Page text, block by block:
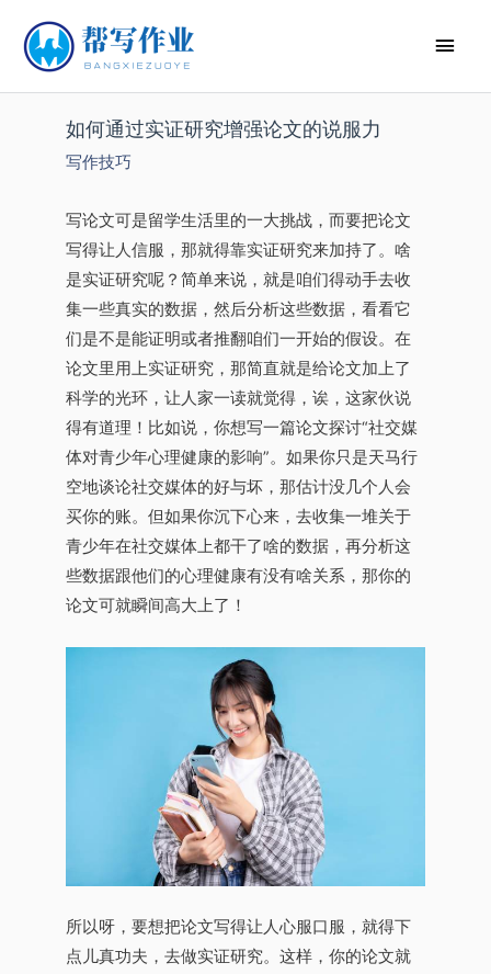
如何通过实证研究增强论文的说服力
写作技巧
写论文可是留学生活里的一大挑战，而要把论文
写得让人信服，那就得靠实证研究来加持了。啥
是实证研究呢？简单来说，就是咱们得动手去收
集一些真实的数据，然后分析这些数据，看看它
们是不是能证明或者推翻咱们一开始的假设。在
论文里用上实证研究，那简直就是给论文加上了
科学的光环，让人家一读就觉得，诶，这家伙说
得有道理！比如说，你想写一篇论文探讨“社交媒
体对青少年心理健康的影响”。如果你只是天马行
空地谈论社交媒体的好与坏，那估计没几个人会
买你的账。但如果你沉下心来，去收集一堆关于
青少年在社交媒体上都干了啥的数据，再分析这
些数据跟他们的心理健康有没有啥关系，那你的
论文可就瞬间高大上了！
所以呀，要想把论文写得让人心服口服，就得下
点儿真功夫，去做实证研究。这样，你的论文就